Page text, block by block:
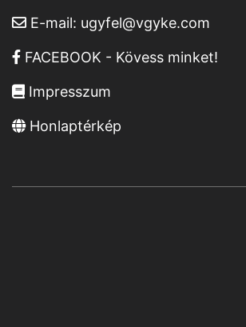
E-mail: ugyfel@vgyke.com
FACEBOOK - Kövess minket!
Impresszum
Honlaptérkép